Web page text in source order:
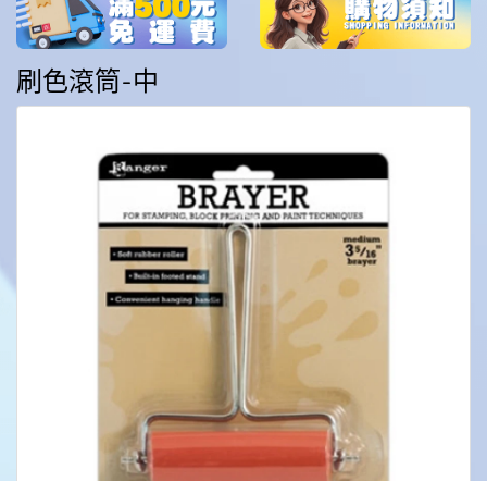
刷色滾筒-中